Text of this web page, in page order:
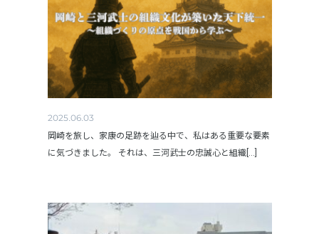
2025.06.03
岡崎を旅し、家康の足跡を辿る中で、私はある重要な要素
に気づきました。 それは、三河武士の忠誠心と組織[...]